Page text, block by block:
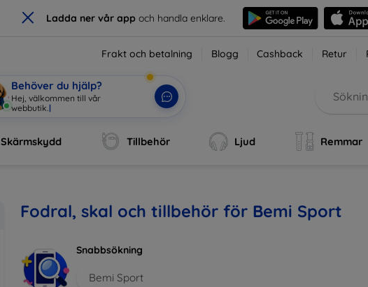
× Ladda ner vår app och handla enklare.
Frakt och betalning Blogg Cashback Retur
Behöver du hjälp?
Hej, välkommen till vår web
Skärmskydd Tillbehör Ljud Remmar
Fodral, skal och tillbehör för Bemi Sport
Snabbsökning
Bemi Sport